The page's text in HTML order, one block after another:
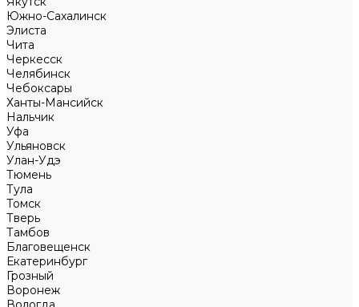
Южно-Сахалинск
Элиста
Чита
Черкесск
Челябинск
Чебоксары
Ханты-Мансийск
Нальчик
Уфа
Ульяновск
Улан-Удэ
Тюмень
Тула
Томск
Тверь
Тамбов
Благовещенск
Екатеринбург
Грозный
Воронеж